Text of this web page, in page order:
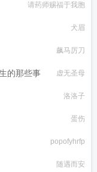
请药师赐福于我胞
犬眉
飙马厉刀
的那些事 虚无圣母
洛洛子
蛋伤
popofyhrfp
随遇而安